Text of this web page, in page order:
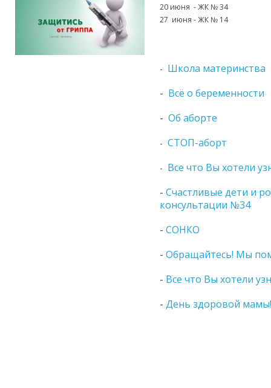
20 июня - ЖК № 34
27 июня - ЖК № 14
- Школа материнства
- Всё о беременности
- Об аборте
- СТОП-аборт
- Все что Вы хотели
- Счастливые дети и
консультации №34
- СОНКО
- Обращайтесь! Мы
- Все что Вы хотели
- День здоровой мамы!